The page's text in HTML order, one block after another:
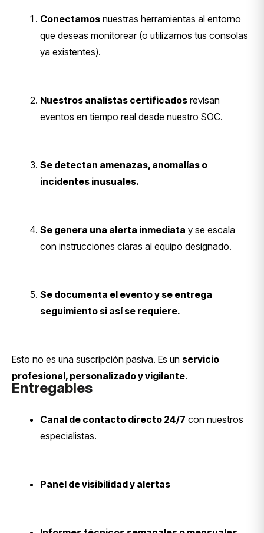
Conectamos nuestras herramientas al entorno
que deseas monitorear (o utilizamos tus consolas
ya existentes).
Nuestros analistas certificados revisan
eventos en tiempo real desde nuestro SOC.
Se detectan amenazas, anomalías o
incidentes inusuales.
Se genera una alerta inmediata y se escala
con instrucciones claras al equipo designado.
Se documenta el evento y se entrega
seguimiento si así se requiere.
Esto no es una suscripción pasiva. Es un servicio
profesional, personalizado y vigilante.
Entregables
Canal de contacto directo 24/7 con nuestros
especialistas.
Panel de visibilidad y alertas